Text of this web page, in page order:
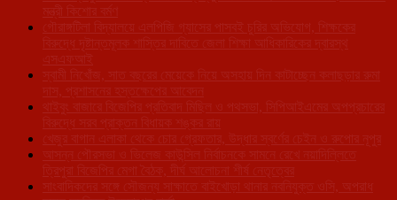
মন্ত্রী কিশোর বর্মণ
গৌরাঙ্গটিলা বিদ্যালয়ে এলপিজি গ্যাসের পাসবই চুরির অভিযোগ, শিক্ষকের
বিরুদ্ধে দৃষ্টান্তমূলক শাস্তির দাবিতে জেলা শিক্ষা আধিকারিকের দ্বারস্থ
এসএফআই
স্বামী নিখোঁজ, সাত বছরের মেয়েকে নিয়ে অসহায় দিন কাটাচ্ছেন কলাছড়ার রুমা
দাস, প্রশাসনের হস্তক্ষেপের আবেদন
থাইবুং বাজারে বিজেপির প্রতিবাদ মিছিল ও পথসভা, সিপিআইএমের অপপ্রচারের
বিরুদ্ধে সরব প্রাক্তন বিধায়ক শঙ্কর রায়
খেজুর বাগান এলাকা থেকে চোর গ্রেফতার, উদ্ধার স্বর্ণের চেইন ও রুপোর নূপুর
আসন্ন পৌরসভা ও ভিলেজ কাউন্সিল নির্বাচনকে সামনে রেখে নয়াদিল্লিতে
ত্রিপুরা বিজেপির মেগা বৈঠক, দীর্ঘ আলোচনা শীর্ষ নেতৃত্বের
সাংবাদিকদের সঙ্গে সৌজন্য সাক্ষাতে বাইখোড়া থানার নবনিযুক্ত ওসি, অপরাধ